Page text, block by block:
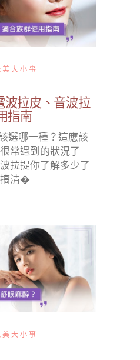
美大小事
波拉皮、音波拉
指南
選哪一種？這應該
常遇到的狀況了
拉提你了解多少了
搞清�
美大小事